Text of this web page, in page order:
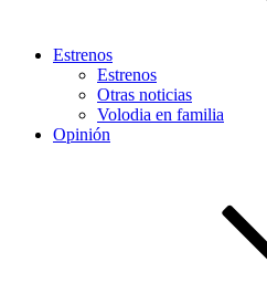
Estrenos
Estrenos
Otras noticias
Volodia en familia
Opinión